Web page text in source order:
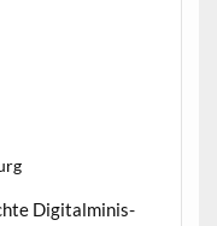
Dig­i­talmin­is­